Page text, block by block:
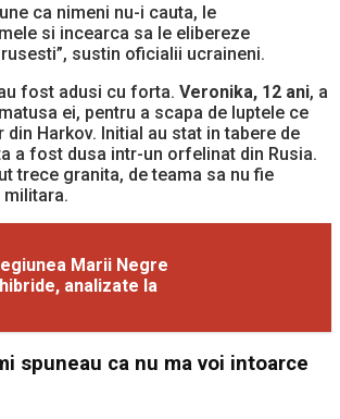
ca nimeni nu-i cauta, le
si incearca sa le elibereze
sustin oficialii ucraineni.
fost adusi cu forta. Veronika, 12 ani, a
ei, pentru a scapa de luptele ce
din Harkov. Initial au stat in tabere de
a fost dusa intr-un orfelinat din Rusia.
trece granita, de teama sa nu fie
Marii Negre
analizate la
spuneau ca nu ma voi intoarce